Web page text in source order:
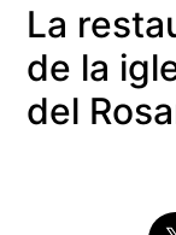
La
de la
del